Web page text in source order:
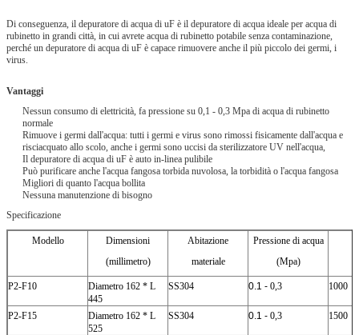
Di conseguenza, il depuratore di acqua di uF è il depuratore di acqua ideale per acqua di
rubinetto in grandi città, in cui avrete acqua di rubinetto potabile senza contaminazione,
perché un depuratore di acqua di uF è capace rimuovere anche il più piccolo dei germi, i
virus.
Vantaggi
Nessun consumo di elettricità, fa pressione su 0,1 - 0,3 Mpa di acqua di rubinetto
normale
Rimuove i germi dall'acqua: tutti i germi e virus sono rimossi fisicamente dall'acqua e
risciacquato allo scolo, anche i germi sono uccisi da sterilizzatore UV nell'acqua,
Il depuratore di acqua di uF è auto in-linea pulibile
Può purificare anche l'acqua fangosa torbida nuvolosa, la torbidità o l'acqua fangosa
Migliori di quanto l'acqua bollita
Nessuna manutenzione di bisogno
Specificazione
Modello
Dimensioni
(millimetro)
Abitazione
materiale
Pressione di acqua
(Mpa)
P2-F10
Diametro 162 * L
445
SS304 0.1 - 0,3 1000
P2-F15
Diametro 162 * L
525
SS304 0.1 - 0,3 1500